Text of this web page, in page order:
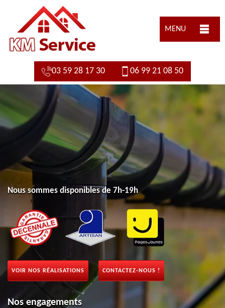
MENU
03 59 28 17 30 06 99 21 08 50
Nous sommes disponibles de 7h-19h
VOIR NOS RÉALISATIONS CONTACTEZ-NOUS !
Nos engagements